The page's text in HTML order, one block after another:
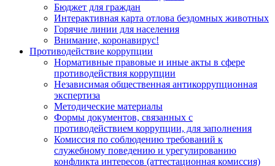
Бюджет для граждан
Интерактивная карта отлова бездомных животных
Горячие линии для населения
Внимание, коронавирус!
Противодействие коррупции
Нормативные правовые и иные акты в сфере
противодействия коррупции
Независимая общественная антикоррупционная
экспертиза
Методические материалы
Формы документов, связанных с
противодействием коррупции, для заполнения
Комиссия по соблюдению требований к
служебному поведению и урегулированию
конфликта интересов (аттестационная комиссия)